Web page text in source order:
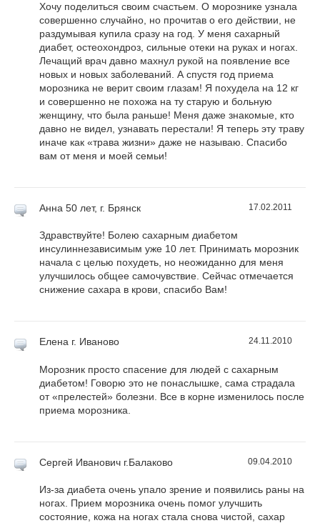
Хочу поделиться своим счастьем. О морознике узнала
совершенно случайно, но прочитав о его действии, не
раздумывая купила сразу на год. У меня сахарный
диабет, остеохондроз, сильные отеки на руках и ногах.
Лечащий врач давно махнул рукой на появление все
новых и новых заболеваний. А спустя год приема
морозника не верит своим глазам! Я похудела на 12 кг
и совершенно не похожа на ту старую и больную
женщину, что была раньше! Меня даже знакомые, кто
давно не видел, узнавать перестали! Я теперь эту траву
иначе как «трава жизни» даже не называю. Спасибо
вам от меня и моей семьи!
Анна 50 лет, г. Брянск 17.02.2011
Здравствуйте! Болею сахарным диабетом
инсулиннезависимым уже 10 лет. Принимать морозник
начала с целью похудеть, но неожиданно для меня
улучшилось общее самочувствие. Сейчас отмечается
снижение сахара в крови, спасибо Вам!
Елена г. Иваново 24.11.2010
Морозник просто спасение для людей с сахарным
диабетом! Говорю это не понаслышке, сама страдала
от «прелестей» болезни. Все в корне изменилось после
приема морозника.
Сергей Иванович г.Балаково 09.04.2010
Из-за диабета очень упало зрение и появились раны на
ногах. Прием морозника очень помог улучшить
состояние, кожа на ногах стала снова чистой, сахар